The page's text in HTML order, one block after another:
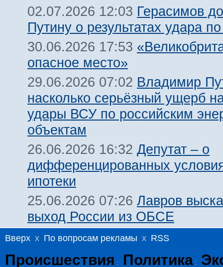
02.07.2026 12:03 Герасимов
Путину о результатах удара
30.06.2026 17:53
опасное место»
29.06.2026 07:02 Владимир
насколько серьёзный ущерб
удары ВСУ по российским
объектам
26.06.2026 16:32 Депутат – о
дифференцированных
ипотеки
25.06.2026 07:26 Лавров
выход России из ОБСЕ
Вверх x По вопросам рекламы x RSS
Происшествия : Политика :